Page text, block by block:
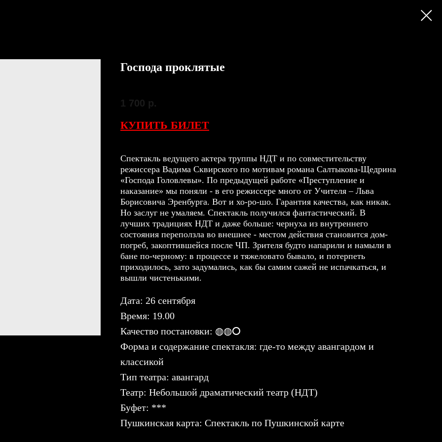
Господа проклятые
1 700 р.
КУПИТЬ БИЛЕТ
Спектакль ведущего актера труппы НДТ и по совместительству
режиссера Вадима Сквирского по мотивам романа Салтыкова-Щедрина
«Господа Головлевы». По предыдущей работе «Преступление и
наказание» мы поняли - в его режиссере много от Учителя – Льва
Борисовича Эренбурга. Вот и хо-ро-шо. Гарантия качества, как никак.
Но заслуг не умаляем. Спектакль получился фантастический. В
лучших традициях НДТ и даже больше: чернуха из внутреннего
состояния переползла во внешнее - местом действия становится дом-
погреб, закоптившейся после ЧП. Зрителя будто напарили и намыли в
бане по-черному: в процессе и тяжеловато бывало, и потерпеть
приходилось, зато задумались, как бы самим сажей не испачкаться, и
вышли чистенькими.
Дата: 26 сентября
Время: 19.00
Качество постановки: ◍◍⭘
Форма и содержание спектакля: где-то между авангардом и
классикой
Тип театра: авангард
Театр: Небольшой драматический театр (НДТ)
Буфет: ***
Пушкинская карта: Спектакль по Пушкинской карте